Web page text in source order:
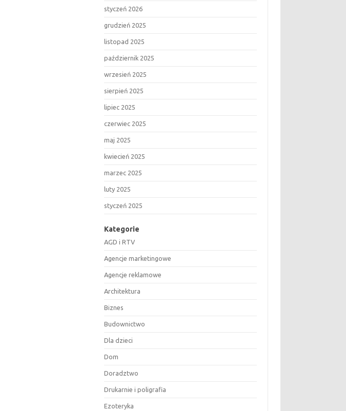
styczeń 2026
grudzień 2025
listopad 2025
październik 2025
wrzesień 2025
sierpień 2025
lipiec 2025
czerwiec 2025
maj 2025
kwiecień 2025
marzec 2025
luty 2025
styczeń 2025
Kategorie
AGD i RTV
Agencje marketingowe
Agencje reklamowe
Architektura
Biznes
Budownictwo
Dla dzieci
Dom
Doradztwo
Drukarnie i poligrafia
Ezoteryka